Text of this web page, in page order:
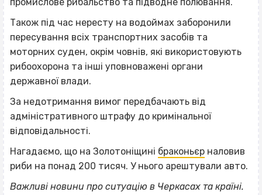
промислове рибальство та підводне полювання.
Також під час нересту на водоймах заборонили
пересування всіх транспортних засобів та
моторних суден, окрім човнів, які використовують
рибоохорона та інші уповноважені органи
державної влади.
За недотримання вимог передбачають від
адміністративного штрафу до кримінальної
відповідальності.
Нагадаємо, що на Золотоніщині браконьєр наловив
риби на понад 200 тисяч. У нього арештували авто.
Важливі новини про ситуацію в Черкасах та країні.